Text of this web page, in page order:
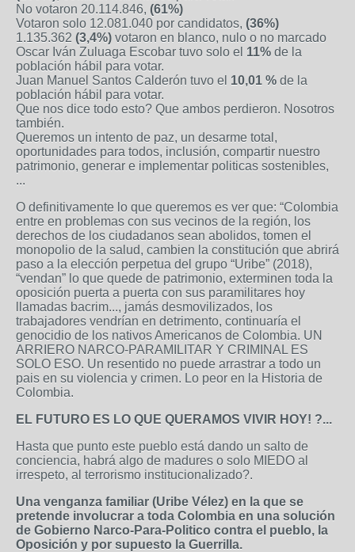
No votaron 20.114.846, (61%)
Votaron solo 12.081.040 por candidatos, (36%)
1.135.362 (3,4%) votaron en blanco, nulo o no marcado
Oscar Iván Zuluaga Escobar tuvo solo el 11% de la
población hábil para votar.
Juan Manuel Santos Calderón tuvo el 10,01 % de la
población hábil para votar.
Que nos dice todo esto? Que ambos perdieron. Nosotros
también.
Queremos un intento de paz, un desarme total,
oportunidades para todos, inclusión, compartir nuestro
patrimonio, generar e implementar politicas sostenibles,
...
O definitivamente lo que queremos es ver que: “Colombia
entre en problemas con sus vecinos de la región, los
derechos de los ciudadanos sean abolidos, tomen el
monopolio de la salud, cambien la constitución que abrirá
paso a la elección perpetua del grupo “Uribe” (2018),
“vendan” lo que quede de patrimonio, exterminen toda la
oposición puerta a puerta con sus paramilitares hoy
llamadas bacrim..., jamás desmovilizados, los
trabajadores vendrían en detrimento, continuaría el
genocidio de los nativos Americanos de Colombia. UN
ARRIERO NARCO-PARAMILITAR Y CRIMINAL ES
SOLO ESO. Un resentido no puede arrastrar a todo un
pais en su violencia y crimen. Lo peor en la Historia de
Colombia.
EL FUTURO ES LO QUE QUERAMOS VIVIR HOY! ?...
Hasta que punto este pueblo está dando un salto de
conciencia, habrá algo de madures o solo MIEDO al
irrespeto, al terrorismo institucionalizado?.
Una venganza familiar (Uribe Vélez) en la que se
pretende involucrar a toda Colombia en una solución
de Gobierno Narco-Para-Politico contra el pueblo, la
Oposición y por supuesto la Guerrilla.